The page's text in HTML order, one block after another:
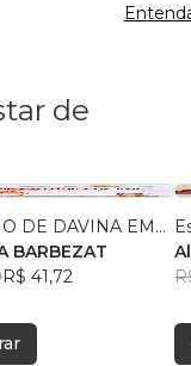
de
DE DAVINA EM...
MARILZA BARBEZAT
R$ 41,72